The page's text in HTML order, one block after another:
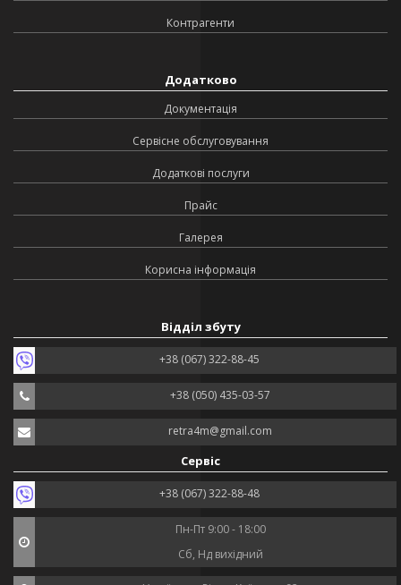
Контрагенти
Додатково
Документація
Сервісне обслуговування
Додаткові послуги
Прайс
Галерея
Корисна інформація
Відділ збуту
+38 (067) 322-88-45
+38 (050) 435-03-57
retra4m@gmail.com
Сервіс
+38 (067) 322-88-48
Пн-Пт 9:00 - 18:00
Сб, Нд вихідний